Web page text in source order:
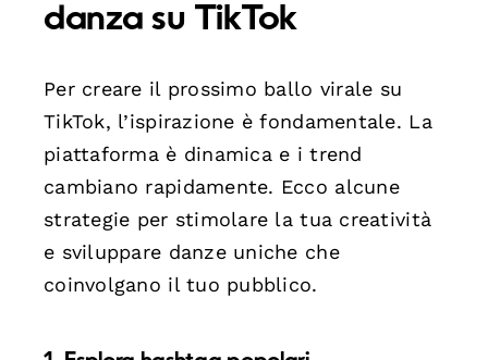
danza su TikTok
Per creare il prossimo ballo virale su
TikTok, l’ispirazione è fondamentale. La
piattaforma è dinamica e i trend
cambiano rapidamente. Ecco alcune
strategie per stimolare la tua creatività
e sviluppare danze uniche che
coinvolgano il tuo pubblico.